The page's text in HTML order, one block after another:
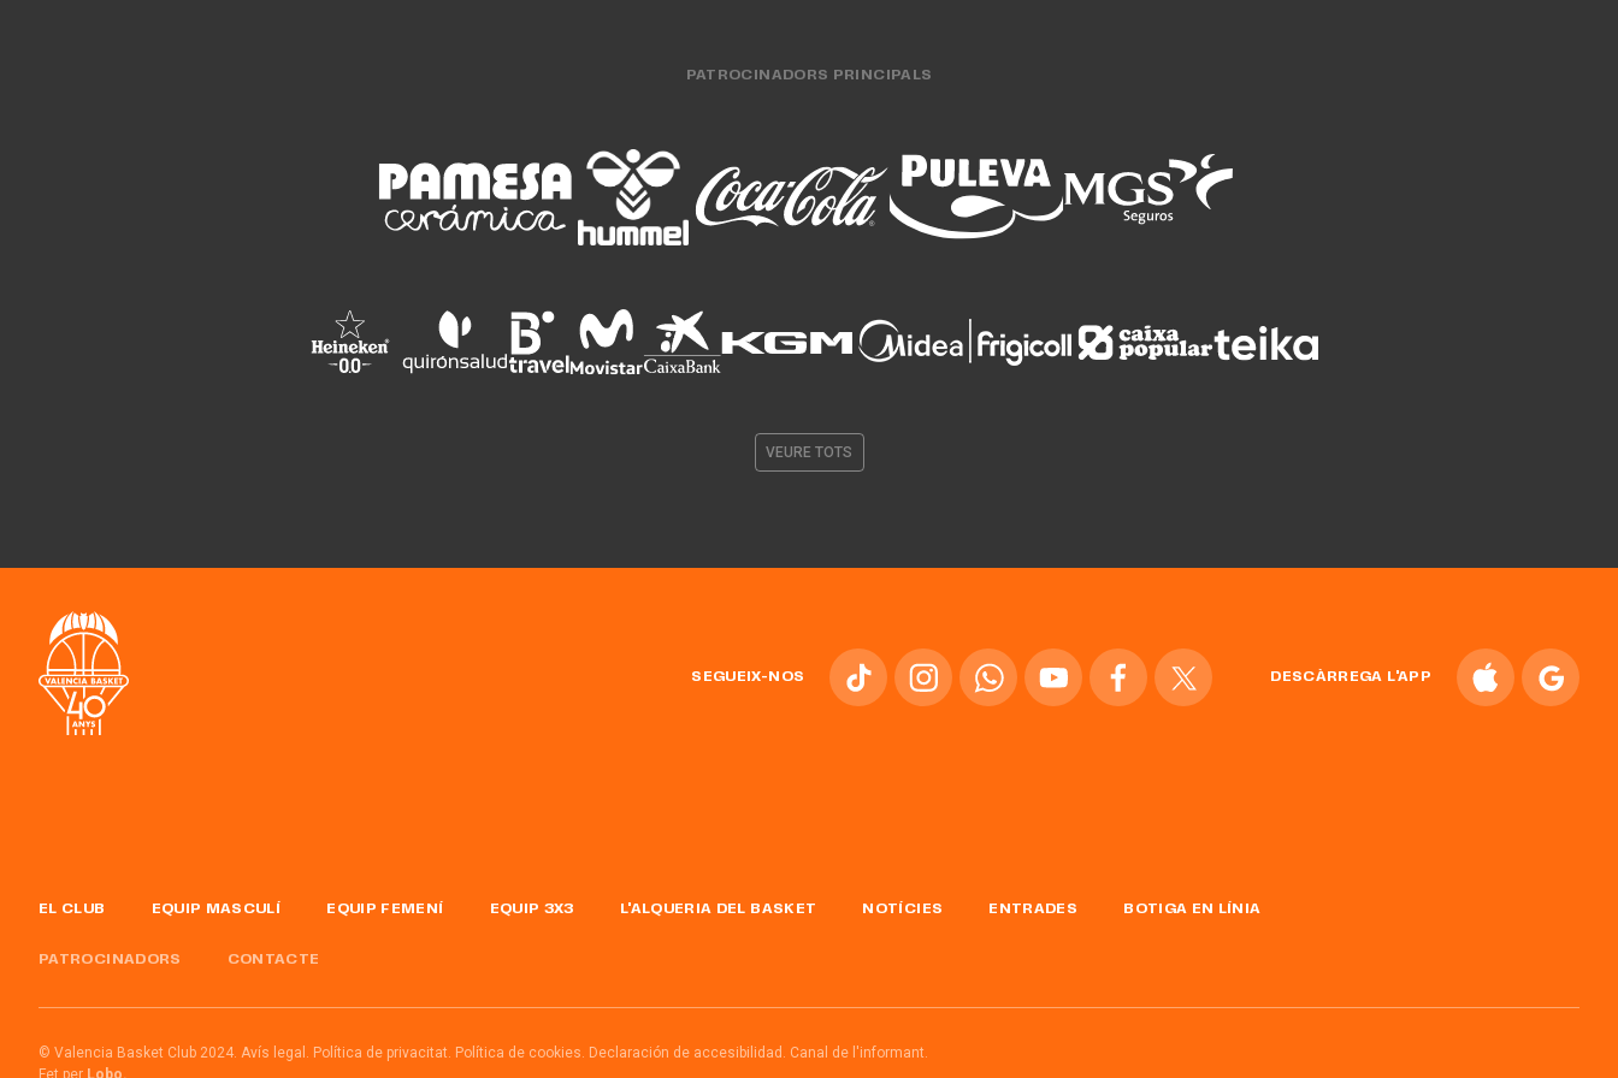
PATROCINADORS PRINCIPALS
VEURE TOTS
SEGUEIX-NOS DESCÀRREGA L'APP
EL CLUB EQUIP MASCULÍ EQUIP FEMENÍ EQUIP 3X3 L'ALQUERIA DEL BASKET NOTÍCIES ENTRADES BOTIGA EN LÍNIA
PATROCINADORS CONTACTE
© Valencia Basket Club 2024. Avís legal. Política de privacitat. Política de cookies. Declaración de accesibilidad.
Canal de l'informant.
Fet per Lobo.